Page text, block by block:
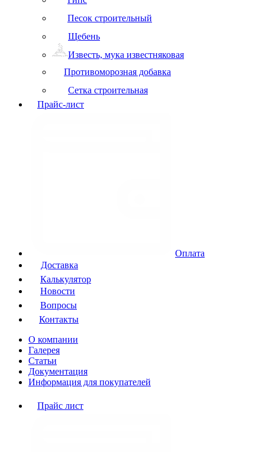
Песок строительный
Щебень
Известь, мука известняковая
Противоморозная добавка
Сетка строительная
Прайс-лист
Оплата
Доставка
Калькулятор
Новости
Вопросы
Контакты
О компании
Галерея
Статьи
Документация
Информация для покупателей
Прайс лист